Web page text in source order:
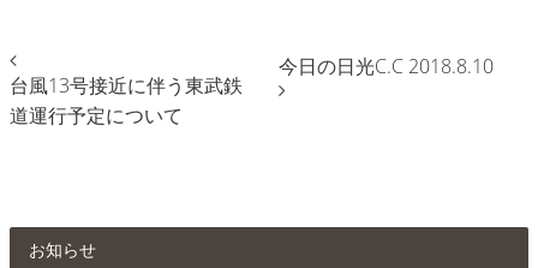
台風13号接近に伴う東武鉄
道運行予定について
今日の日光C.C 2018.8.10
お知らせ